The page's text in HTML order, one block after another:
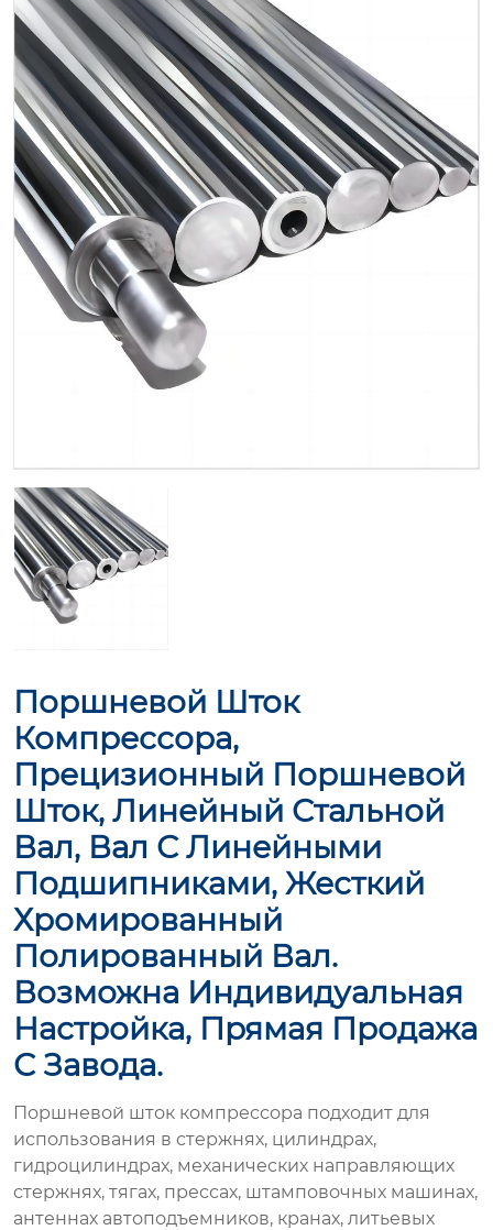
Поршневой Шток
Компрессора,
Прецизионный Поршневой
Шток, Линейный Стальной
Вал, Вал С Линейными
Подшипниками, Жесткий
Хромированный
Полированный Вал.
Возможна Индивидуальная
Настройка, Прямая Продажа
С Завода.
Поршневой шток компрессора подходит для
использования в стержнях, цилиндрах,
гидроцилиндрах, механических направляющих
стержнях, тягах, прессах, штамповочных машинах,
антеннах автоподъемников, кранах, литьевых